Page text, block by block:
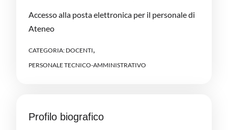
Accesso alla posta elettronica per il personale di
Ateneo
CATEGORIA: DOCENTI,
PERSONALE TECNICO-AMMINISTRATIVO
Profilo biografico